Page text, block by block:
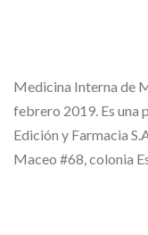
Medicina Interna de
febrero 2019. Es una
Edición y Farmacia
Maceo #68, colonia